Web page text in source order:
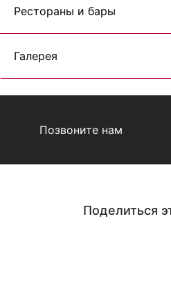
Рестораны и бары
Галерея
Позвоните нам
Поделиться